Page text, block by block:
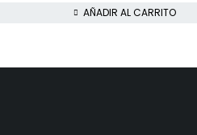
AÑADIR AL CARRITO